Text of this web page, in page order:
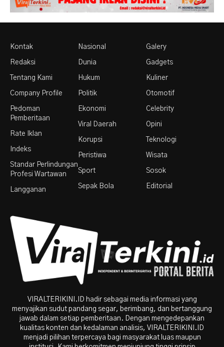
Kontak
Redaksi
Tentang Kami
Company Profile
Pedoman
Pemberitaan
Rate Iklan
Indeks
Standar Perlindungan
Profesi Wartawan
Langganan
Nasional
Dunia
Hukum
Politik
Ekonomi
Viral Daerah
Korupsi
Peristiwa
Sport
Sepak Bola
Galery
Gadgets
Kuliner
Otomotif
Celebrity
Opini
Teknologi
Wisata
Sosok
Editorial
VIRALTERIKINI.ID hadir sebagai media informasi yang
menyajikan sudut pandang segar, berimbang, dan bertanggung
jawab dalam setiap pemberitaan. Dengan mengedepankan
kualitas konten dan kedalaman analisis, VIRALTERIKINI.ID
menjadi pilihan terpercaya bagi masyarakat luas maupun